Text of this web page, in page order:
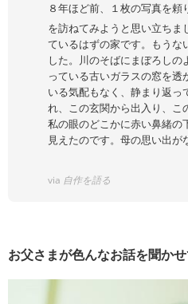
８年ほど前、１枚の写真を
を訪ねてみようと思い立ちま
ているはずの家です。もうな
した。川のそばにまぼろし
っている古いガラスの窓を
いる気配もなく、静まり返っ
れ、この玄関から出入り、こ
私の眼のどこかに赤い鼻緒の
見えたのです。母の思い出が
via 自作を語る
お父さまが色んなお話を聞か